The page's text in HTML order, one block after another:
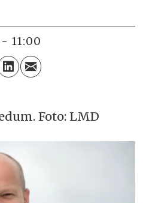
- 11:00
Foto: LMD